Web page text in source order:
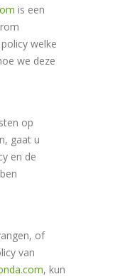
is een
welke
we deze
op
gaat u
en de
of
van
, kun